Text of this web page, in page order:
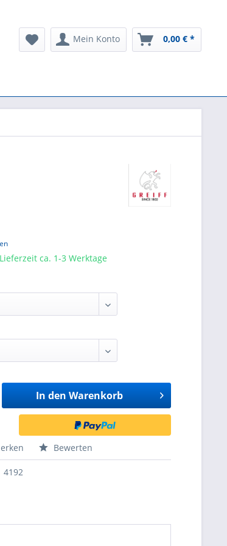
Mein Konto 0,00 € *
ca. 1-3 Werktage
In den Warenkorb
Bewerten
4192